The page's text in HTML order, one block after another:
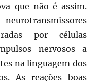
que não é assim.
por células
nervosos a
na linguagem dos
As reações boas